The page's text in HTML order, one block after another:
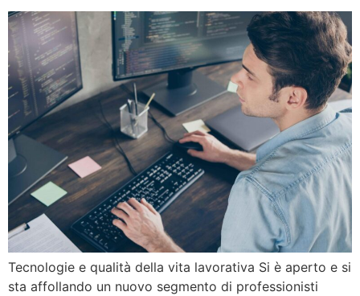
Tecnologie e qualità della vita lavorativa Si è aperto e si
sta affollando un nuovo segmento di professionisti